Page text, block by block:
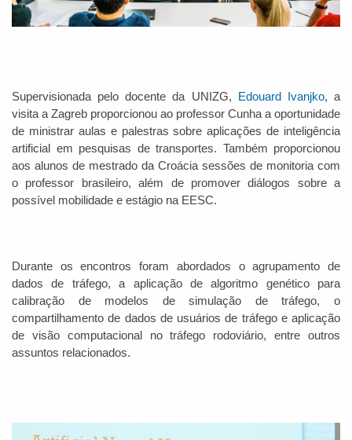
Supervisionada pelo docente da UNIZG, Edouard Ivanjko, a
visita a Zagreb proporcionou ao professor Cunha a oportunidade
de ministrar aulas e palestras sobre aplicações de inteligência
artificial em pesquisas de transportes. Também proporcionou
aos alunos de mestrado da Croácia sessões de monitoria com
o professor brasileiro, além de promover diálogos sobre a
possível mobilidade e estágio na EESC.
Durante os encontros foram abordados o agrupamento de
dados de tráfego, a aplicação de algoritmo genético para
calibração de modelos de simulação de tráfego, o
compartilhamento de dados de usuários de tráfego e aplicação
de visão computacional no tráfego rodoviário, entre outros
assuntos relacionados.